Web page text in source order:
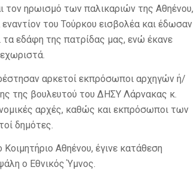
τον ηρωισμό των παλικαριών της Αθηένου,
του Τούρκου εισβολέα και έδωσαν
τα εδάφη της πατρίδας μας, ενώ έκανε
αρκετοί εκπρόσωποι αρχηγών ή/
της βουλευτού του ΔΗΣΥ Λάρνακας κ.
αρχές, καθώς και εκπρόσωποι των
δημότες.
Αθηένου, έγινε κατάθεση
ο Εθνικός Ύμνος.